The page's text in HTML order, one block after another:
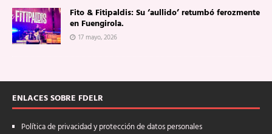
Fito & Fitipaldis: Su ‘aullido’ retumbó ferozmente
en Fuengirola.
17 mayo, 2026
ENLACES SOBRE FDELR
Política de privacidad y protección de datos personales